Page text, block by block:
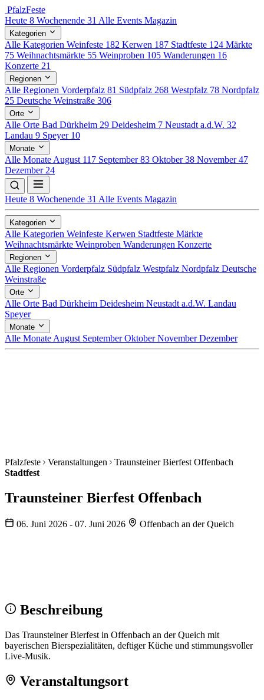
PfalzFeste
Heute 8 Wochenende 31 Alle Events Magazin
Kategorien
Alle Kategorien Weinfeste 182 Kerwen 187 Stadtfeste 124 Märkte
75 Weihnachtsmärkte 55 Weinproben 105 Wanderungen 16
Konzerte 21
Regionen
Alle Regionen Vorderpfalz 81 Südpfalz 268 Westpfalz 78 Nordpfalz
25 Deutsche Weinstraße 306
Orte
Alle Orte Bad Dürkheim 29 Deidesheim 7 Neustadt a.d.W. 32
Landau 9 Speyer 10
Monate
Alle Monate August 117 September83 Oktober38 November47
Dezember 24
Heute 8 Wochenende 31 Alle Events Magazin
Kategorien
Alle Kategorien Weinfeste Kerwen Stadtfeste Märkte
Weihnachtsmärkte Weinproben Wanderungen Konzerte
Regionen
Alle Regionen Vorderpfalz Südpfalz Westpfalz Nordpfalz Deutsche
Weinstraße
Orte
Alle Orte Bad Dürkheim Deidesheim Neustadt a.d.W. Landau
Speyer
Monate
Alle Monate August SeptemberOktoberNovemberDezember
Pfalzfeste Veranstaltungen
Traunsteiner Bierfest Offenbach
Stadtfest
Traunsteiner Bierfest Offenbach
06. Juni 2026 - 07. Juni 2026 Offenbach an der Queich
Beschreibung
Das Traunsteiner Bierfest in Offenbach an der Queich mit
bayerischen Bierspezialitäten, deftiger Küche und stimmungsvoller
Live-Musik.
Veranstaltungsort